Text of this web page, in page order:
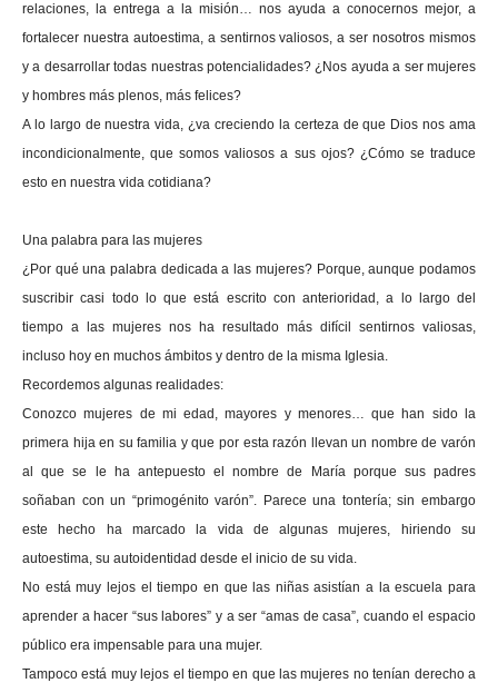
relaciones, la entrega a la misión… nos ayuda a conocernos mejor, a
fortalecer nuestra autoestima, a sentirnos valiosos, a ser nosotros mismos
y a desarrollar todas nuestras potencialidades? ¿Nos ayuda a ser mujeres
y hombres más plenos, más felices?
A lo largo de nuestra vida, ¿va creciendo la certeza de que Dios nos ama
incondicionalmente, que somos valiosos a sus ojos? ¿Cómo se traduce
esto en nuestra vida cotidiana?
Una palabra para las mujeres
¿Por qué una palabra dedicada a las mujeres? Porque, aunque podamos
suscribir casi todo lo que está escrito con anterioridad, a lo largo del
tiempo a las mujeres nos ha resultado más difícil sentirnos valiosas,
incluso hoy en muchos ámbitos y dentro de la misma Iglesia.
Recordemos algunas realidades:
Conozco mujeres de mi edad, mayores y menores… que han sido la
primera hija en su familia y que por esta razón llevan un nombre de varón
al que se le ha antepuesto el nombre de María porque sus padres
soñaban con un “primogénito varón”. Parece una tontería; sin embargo
este hecho ha marcado la vida de algunas mujeres, hiriendo su
autoestima, su autoidentidad desde el inicio de su vida.
No está muy lejos el tiempo en que las niñas asistían a la escuela para
aprender a hacer “sus labores” y a ser “amas de casa”, cuando el espacio
público era impensable para una mujer.
Tampoco está muy lejos el tiempo en que las mujeres no tenían derecho a